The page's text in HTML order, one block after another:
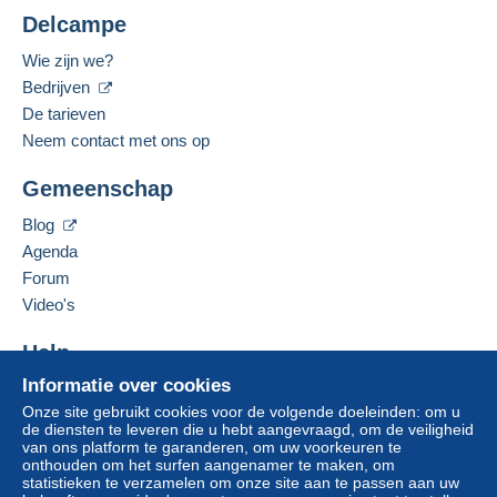
Deze zone omvatéén land
Normale pakketpost
Van 501gr tot 749gr
Van 750gr tot 999gr
€ 9,59
Van 1000gr tot 1999gr
Betaalmiddelen:
Gesproken talen:
Frans,
Adres van de onderneming:
71 BIS BOULEVARD DU GENERAL GIRAUD
94100
Deze verkoper toevoegen aan mijn favorieten
Informatie over cookies
Onze site gebruikt cookies voor de volgende doeleinden: om u
de diensten te leveren die u hebt aangevraagd, om de veiligheid
van ons platform te garanderen, om uw voorkeuren te
onthouden om het surfen aangenamer te maken, om
statistieken te verzamelen om onze site aan te passen aan uw
Delcampe
Wie zijn we?
Bedrijven
De tarieven
Neem contact met ons op
Gemeenschap
Blog
Agenda
Forum
Video's
Help
Hulpcentrum
Kopen op Delcampe
Verkopen op Delcampe
Een beveiligde website